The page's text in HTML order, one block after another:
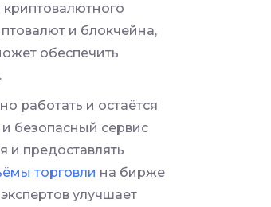
и блокчейна,
обеспечить
работать и остаётся
безопасный сервис
и предоставлять
торговли на бирже
улучшает